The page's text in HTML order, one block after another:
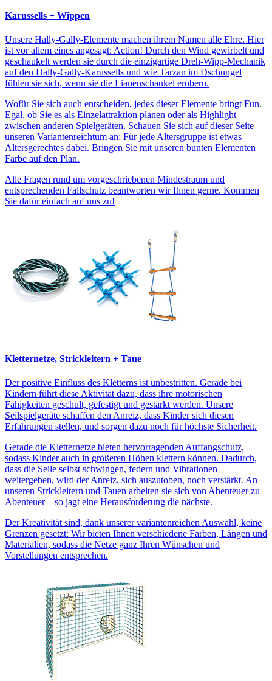
Karussells + Wippen
Unsere Hally-Gally-Elemente machen ihrem Namen alle Ehre. Hier
ist vor allem eines angesagt: Action! Durch den Wind gewirbelt und
geschaukelt werden sie durch die einzigartige Dreh-Wipp-Mechanik
auf den Hally-Gally-Karussells und wie Tarzan im Dschungel
fühlen sie sich, wenn sie die Lianenschaukel erobern.
Wofür Sie sich auch entscheiden, jedes dieser Elemente bringt Fun.
Egal, ob Sie es als Einzelattraktion planen oder als Highlight
zwischen anderen Spielgeräten. Schauen Sie sich auf dieser Seite
unseren Variantenreichtum an: Für jede Altersgruppe ist etwas
Altersgerechtes dabei. Bringen Sie mit unseren bunten Elementen
Farbe auf den Plan.
Alle Fragen rund um vorgeschriebenen Mindestraum und
entsprechenden Fallschutz beantworten wir Ihnen gerne. Kommen
Sie dafür einfach auf uns zu!
Kletternetze, Strickleitern + Taue
Der positive Einfluss des Kletterns ist unbestritten. Gerade bei
Kindern führt diese Aktivität dazu, dass ihre motorischen
Fähigkeiten geschult, gefestigt und gestärkt werden. Unsere
Seilspielgeräte schaffen den Anreiz, dass Kinder sich diesen
Erfahrungen stellen, und sorgen dazu noch für höchste Sicherheit.
Gerade die Kletternetze bieten hervorragenden Auffangschutz,
sodass Kinder auch in größeren Höhen klettern können. Dadurch,
dass die Seile selbst schwingen, federn und Vibrationen
weitergeben, wird der Anreiz, sich auszutoben, noch verstärkt. An
unseren Strickleitern und Tauen arbeiten sie sich von Abenteuer zu
Abenteuer – so jagt eine Herausforderung die nächste.
Der Kreativität sind, dank unserer variantenreichen Auswahl, keine
Grenzen gesetzt: Wir bieten Ihnen verschiedene Farben, Längen und
Materialien, sodass die Netze ganz Ihren Wünschen und
Vorstellungen entsprechen.